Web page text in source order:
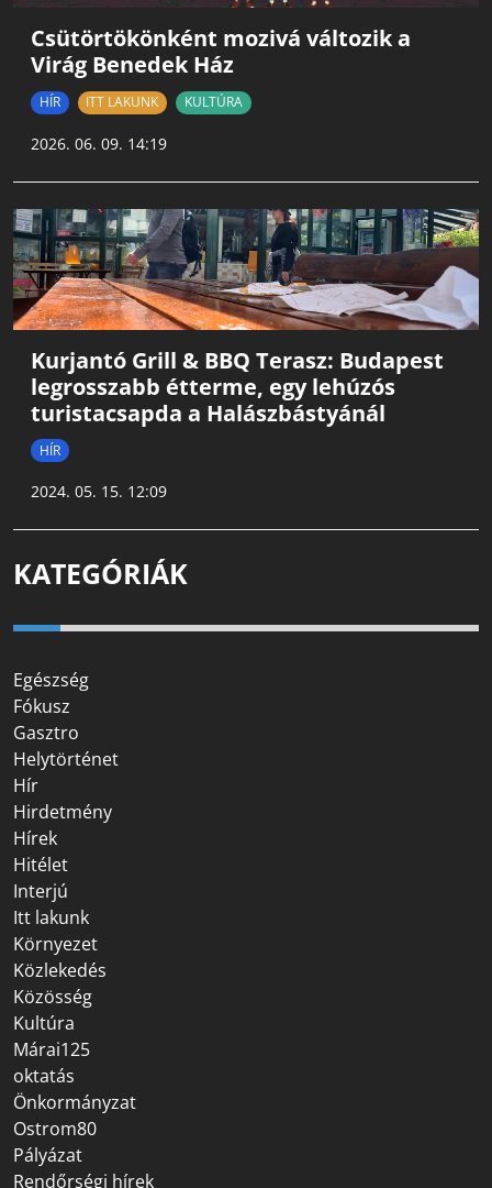
Csütörtökönként mozivá változik a
Virág Benedek Ház
HÍR ITT LAKUNK KULTÚRA
2026. 06. 09. 14:19
Kurjantó Grill & BBQ Terasz: Budapest
legrosszabb étterme, egy lehúzós
turistacsapda a Halászbástyánál
HÍR
2024. 05. 15. 12:09
KATEGÓRIÁK
Egészség
Fókusz
Gasztro
Helytörténet
Hír
Hirdetmény
Hírek
Hitélet
Interjú
Itt lakunk
Környezet
Közlekedés
Közösség
Kultúra
Márai125
oktatás
Önkormányzat
Ostrom80
Pályázat
Rendőrségi hírek